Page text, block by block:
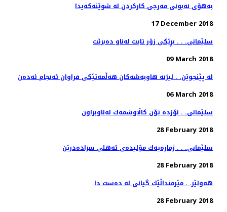
به‌هۆی نه‌بونی مه‌رجی كاركردن له‌ شوێنه‌كه‌یدا
17 December 2018
سلێمانی. . . بڕێكی زۆر تایت له‌ناو ده‌برێت
09 March 2018
له‌ پێنجوێن. . لیژنه‌ هاوبه‌شه‌كان هه‌ڵمه‌تێكی فراوان ئه‌نجام ئه‌ده‌ن
06 March 2018
سلێمانی. . نۆزده‌ تۆن كاڵاوشمه‌ك له‌ناوبراون
28 February 2018
سلێمانی. . . ژماره‌یه‌ك مۆلیده‌ی ئه‌هلی سزاده‌درێن
28 February 2018
هەولێر. . مێرمنداڵێك گیانی لە دەست دا
28 February 2018